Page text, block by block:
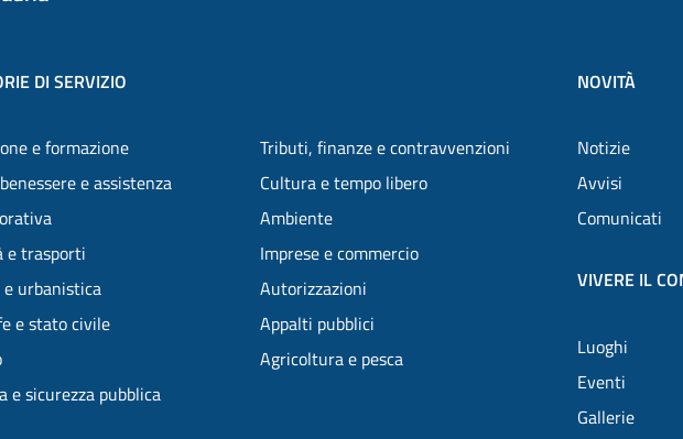
DI SERVIZIO
e formazione
e assistenza
e trasporti
urbanistica
e stato civile
e sicurezza pubblica
Tributi, finanze e contravvenzioni
Cultura e tempo libero
Ambiente
Imprese e commercio
Autorizzazioni
Appalti pubblici
Agricoltura e pesca
NOVITÀ
Notizie
Avvisi
Comunicati
VIVERE IL
Luoghi
Eventi
Gallerie